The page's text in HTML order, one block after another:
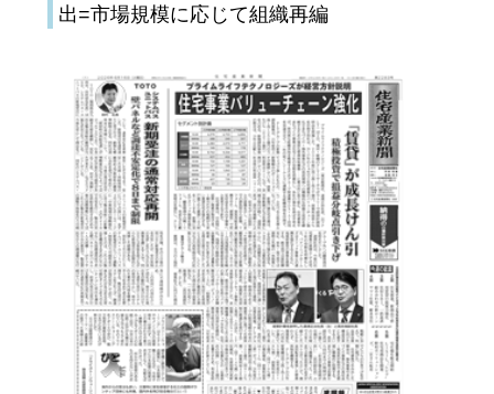
出=市場規模に応じて組織再編